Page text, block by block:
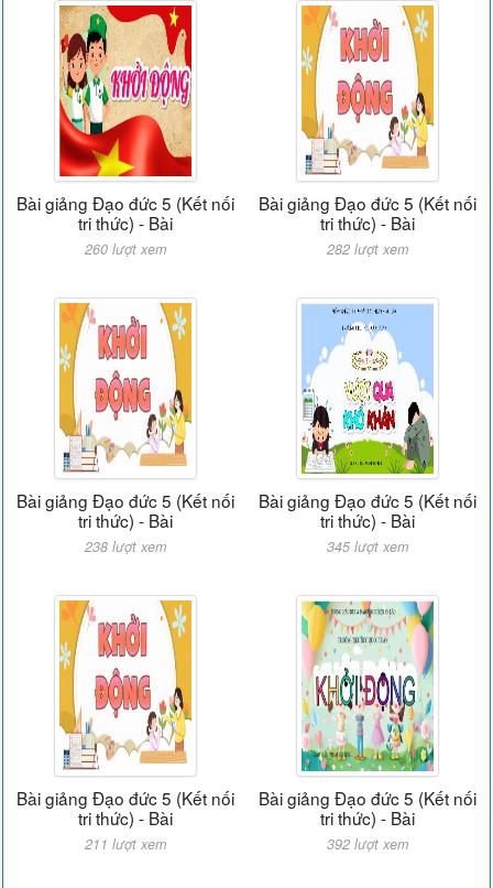
Bài giảng Đạo đức 5 (Kết nối
tri thức) - Bài
260 lượt xem
Bài giảng Đạo đức 5 (Kết nối
tri thức) - Bài
282 lượt xem
Bài giảng Đạo đức 5 (Kết nối
tri thức) - Bài
238 lượt xem
Bài giảng Đạo đức 5 (Kết nối
tri thức) - Bài
345 lượt xem
Bài giảng Đạo đức 5 (Kết nối
tri thức) - Bài
211 lượt xem
Bài giảng Đạo đức 5 (Kết nối
tri thức) - Bài
392 lượt xem